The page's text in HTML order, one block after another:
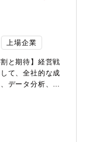
の進捗管理と課
部内管理部機能
くご担当いただ
に近い視点で仕
する戦略を立案
意思決定に関わ
ら実行までトー
行、効果検証と
じられます。
動かすことがで
役割分担の中で
て経験できる■人
【働き方のイメ
環境です。■リ
です。【配属部
業HPより
部署のキャリア
て積極的にM＆A
上場企業
と期待】経営戦
て、全社的な成
データ分析、資
援し、経営課題
わっていただき
ら担当いただ
しています。将